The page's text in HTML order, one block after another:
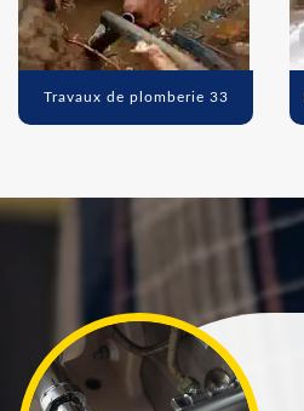
Travaux de plomberie 33